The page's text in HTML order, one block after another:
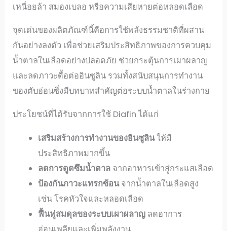
เหนื่อยล้า สมองเบลอ หรือความเสียหายต่อหลอดเลือด
จุดเด่นของผลิตภัณฑ์นี้คือการใช้พลังธรรมชาติที่ผสาน
กันอย่างลงตัว เพื่อช่วยเสริมประสิทธิภาพของการควบคุม
น้ำตาลในเลือดอย่างปลอดภัย ช่วยกระตุ้นการเผาผลาญ
และลดภาวะดื้อต่ออินซูลิน รวมทั้งสนับสนุนการทำงาน
ของตับอ่อนซึ่งมีบทบาทสำคัญต่อระบบน้ำตาลในร่างกาย
ประโยชน์ที่ได้รับจากการใช้ Diafin ได้แก่
เสริมสร้างการทำงานของอินซูลินให้มี
ประสิทธิภาพมากขึ้น
ลดการดูดซึมน้ำตาลจากอาหารเข้าสู่กระแสเลือด
ป้องกันภาวะแทรกซ้อนจากน้ำตาลในเลือดสูง
เช่น โรคหัวใจและหลอดเลือด
ฟื้นฟูสมดุลของระบบเผาผลาญลดอาการ